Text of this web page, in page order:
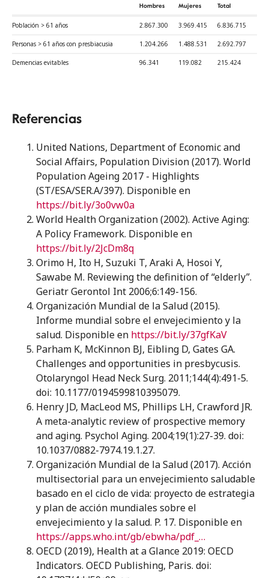
Hombres Mujeres Total
Población > 61 años 2.867.300 3.969.415 6.836.715
Personas > 61 años con presbiacusia 1.204.266 1.488.531 2.692.797
Demencias evitables 96.341 119.082 215.424
Referencias
United Nations, Department of Economic and
Social Affairs, Population Division (2017). World
Population Ageing 2017 - Highlights
(ST/ESA/SER.A/397). Disponible en
https://bit.ly/3o0vw0a
World Health Organization (2002). Active Aging:
A Policy Framework. Disponible en
https://bit.ly/2JcDm8q
Orimo H, Ito H, Suzuki T, Araki A, Hosoi Y,
Sawabe M. Reviewing the definition of “elderly”.
Geriatr Gerontol Int 2006;6:149-156.
Organización Mundial de la Salud (2015).
Informe mundial sobre el envejecimiento y la
salud. Disponible en https://bit.ly/37gfKaV
Parham K, McKinnon BJ, Eibling D, Gates GA.
Challenges and opportunities in presbycusis.
Otolaryngol Head Neck Surg. 2011;144(4):491-5.
doi: 10.1177/0194599810395079.
Henry JD, MacLeod MS, Phillips LH, Crawford JR.
A meta-analytic review of prospective memory
and aging. Psychol Aging. 2004;19(1):27-39. doi:
10.1037/0882-7974.19.1.27.
Organización Mundial de la Salud (2017). Acción
multisectorial para un envejecimiento saludable
basado en el ciclo de vida: proyecto de estrategia
y plan de acción mundiales sobre el
envejecimiento y la salud. P. 17. Disponible en
https://apps.who.int/gb/ebwha/pdf_files/WHA69/A69_17-sp.pdf?ua=1
OECD (2019), Health at a Glance 2019: OECD
Indicators. OECD Publishing, Paris. doi: